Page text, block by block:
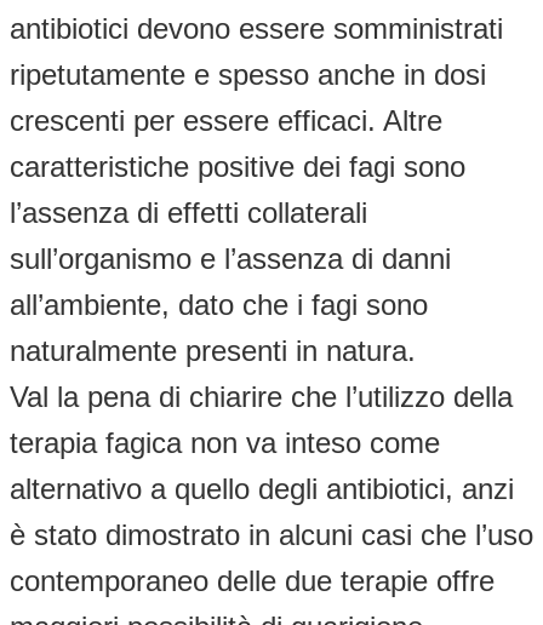
antibiotici devono essere somministrati
ripetutamente e spesso anche in dosi
crescenti per essere efficaci. Altre
caratteristiche positive dei fagi sono
l’assenza di effetti collaterali
sull’organismo e l’assenza di danni
all’ambiente, dato che i fagi sono
naturalmente presenti in natura.
Val la pena di chiarire che l’utilizzo della
terapia fagica non va inteso come
alternativo a quello degli antibiotici, anzi
è stato dimostrato in alcuni casi che l’uso
contemporaneo delle due terapie offre